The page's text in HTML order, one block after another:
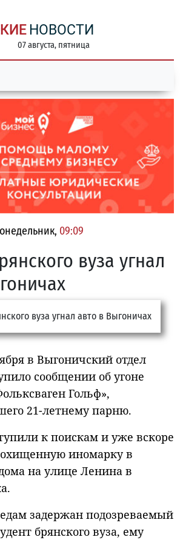
НОВОСТИ
07 августа, пятница
09:09
вуза угнал
в Выгоничский отдел
сообщении об угоне
Гольф»,
21-летнему парню.
к поискам и уже вскоре
иномарку в
на улице Ленина в
задержан подозреваемый
брянского вуза, ему